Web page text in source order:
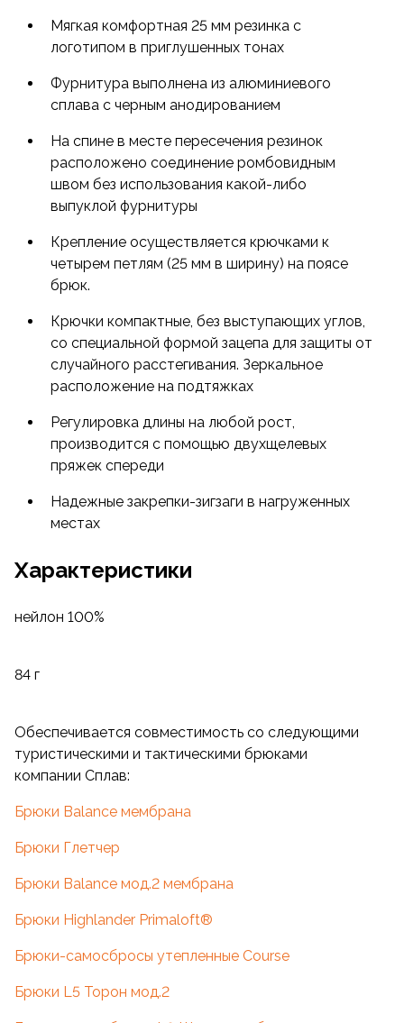
Мягкая комфортная 25 мм резинка с
логотипом в приглушенных тонах
Фурнитура выполнена из алюминиевого
сплава с черным анодированием
На спине в месте пересечения резинок
расположено соединение ромбовидным
швом без использования какой-либо
выпуклой фурнитуры
Крепление осуществляется крючками к
четырем петлям (25 мм в ширину) на поясе
брюк.
Крючки компактные, без выступающих углов,
со специальной формой зацепа для защиты от
случайного расстегивания. Зеркальное
расположение на подтяжках
Регулировка длины на любой рост,
производится с помощью двухщелевых
пряжек спереди
Надежные закрепки-зигзаги в нагруженных
местах
Характеристики
нейлон 100%
84 г
Обеспечивается совместимость со следующими
туристическими и тактическими брюками
компании Сплав:
Брюки Balance мембрана
Брюки Глетчер
Брюки Balance мод.2 мембрана
Брюки Highlander Primaloft®
Брюки-самосбросы утепленные Course
Брюки L5 Торон мод.2